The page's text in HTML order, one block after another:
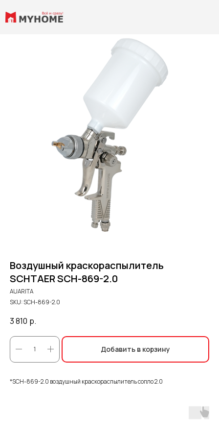
Воздушный краскораспылитель
SCHTAER SCH-869-2.0
AUARITA
SKU:SCH-869-2.0
3 810 р.
Добавить в корзину
*SCH-869-2.0 воздушный краскораспылитель сопло 2.0